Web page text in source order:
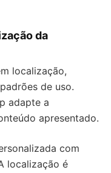
da
localização,
de uso.
adapte a
apresentado.
com
localização é